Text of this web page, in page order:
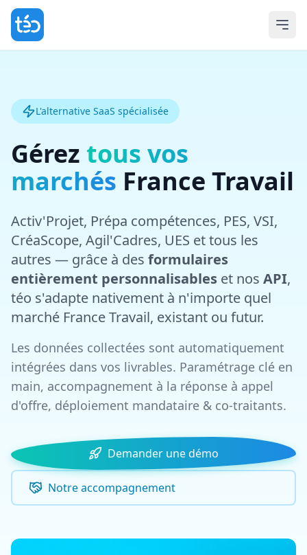
L'alternative SaaS spécialisée
Gérez tous vos
marchés France Travail
Activ'Projet, Prépa compétences, PES, VSI,
CréaScope, Agil'Cadres, UES et tous les
autres — grâce à des formulaires
entièrement personnalisables et nos API,
téo s'adapte nativement à n'importe quel
marché France Travail, existant ou futur.
Les données collectées sont automatiquement
intégrées dans vos livrables. Paramétrage clé en
main, accompagnement à la réponse à appel
d'offre, déploiement mandataire & co-traitants.
Demander une démo
Notre accompagnement